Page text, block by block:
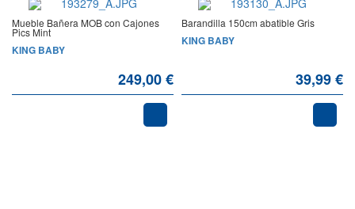
Mueble Bañera MOB con Cajones
Pics Mint
KING BABY
249,00 €
Barandilla 150cm abatible Gris
KING BABY
39,99 €